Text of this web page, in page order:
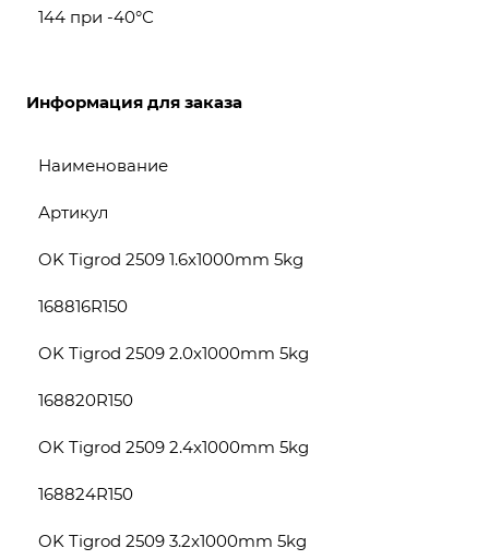
144 при -40°С
Информация для заказа
Наименование
Артикул
OK Tigrod 2509 1.6x1000mm 5kg
168816R150
OK Tigrod 2509 2.0x1000mm 5kg
168820R150
OK Tigrod 2509 2.4x1000mm 5kg
168824R150
OK Tigrod 2509 3.2x1000mm 5kg